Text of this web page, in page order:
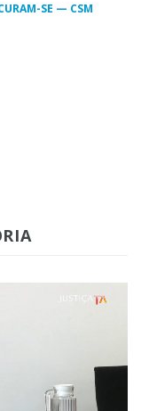
SE — CSM